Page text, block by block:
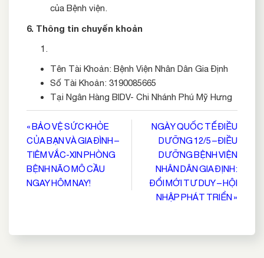
của Bệnh viện.
6. Thông tin chuyển khoản
Tên Tài Khoản: Bệnh Viện Nhân Dân Gia Định
Số Tài Khoản: 3190085665
Tại Ngân Hàng BIDV- Chi Nhánh Phú Mỹ Hưng
Điều
hướng
bài
viết
« BẢO VỆ SỨC KHỎE
CỦA BẠN VÀ GIA ĐÌNH –
TIÊM VẮC-XIN PHÒNG
BỆNH NÃO MÔ CẦU
NGAY HÔM NAY!
NGÀY QUỐC TẾ ĐIỀU
DƯỠNG 12/5 – ĐIỀU
DƯỠNG BỆNH VIỆN
NHÂN DÂN GIA ĐỊNH:
ĐỔI MỚI TƯ DUY – HỘI
NHẬP PHÁT TRIỂN »